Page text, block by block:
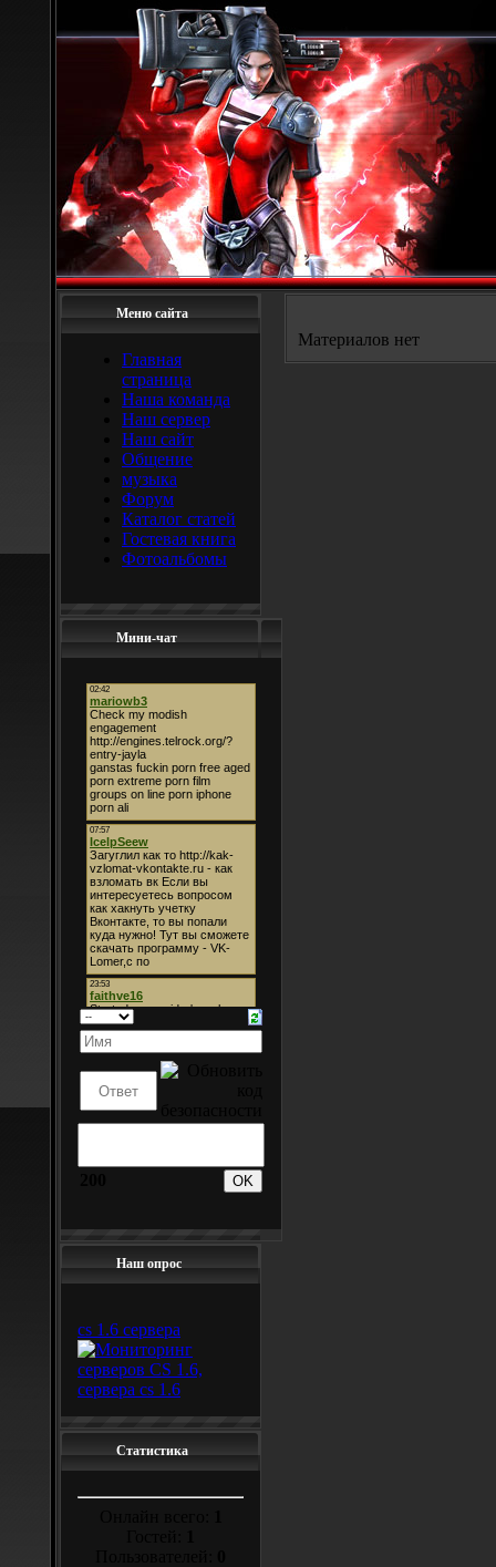
Меню сайта
Главная
страница
Наша команда
Наш сервер
Наш сайт
Общение
музыка
Форум
Каталог статей
Гостевая книга
Фотоальбомы
Мини-чат
Наш опрос
cs 1.6 сервера
Статистика
Материалов нет